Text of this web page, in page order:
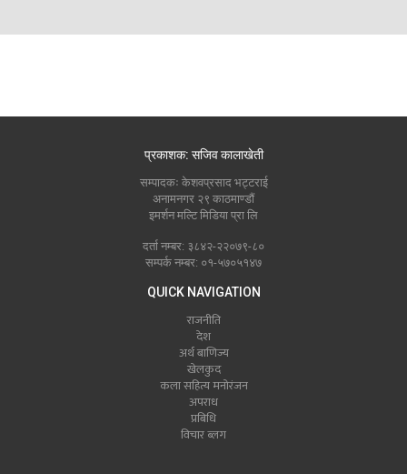
प्रकाशक: सजिव कालाखेती
सम्पादकः केशवप्रसाद भट्टराई
अनामनगर २९ काठमाण्डौं
इमर्शन मल्टि मिडिया प्रा लि
दर्ता नम्बर: ३८४२-२२०७९-८०
सम्पर्क नम्बर: ०१-५७०५१४७
QUICK NAVIGATION
राजनीति
देश
अर्थ बाणिज्य
खेलकुद
कला सहित्य मनोरंजन
अपराध
प्रबिधि
विचार ब्लग